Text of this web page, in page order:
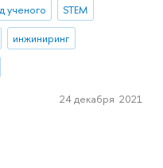
ученого
STEM
инжиниринг
24 декабря 2021